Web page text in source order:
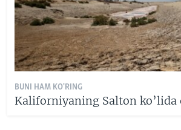
BUNI HAM KO'RING
Kaliforniyaning Salton